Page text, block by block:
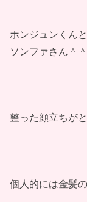
ホンジュンくん
ソンファさん＾＾
整った顔立ちが
個人的には金髪